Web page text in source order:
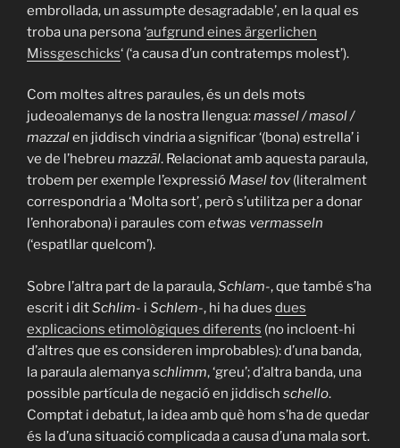
embrollada, un assumpte desagradable’, en la qual es
troba una persona ‘aufgrund eines ärgerlichen
Missgeschicks‘ (‘a causa d’un contratemps molest’).
Com moltes altres paraules, és un dels mots
judeoalemanys de la nostra llengua:massel / masol /
mazzalen jiddisch vindria a significar ‘(bona) estrella’ i
ve de l’hebreu mazzāl. Relacionat amb aquesta paraula,
trobem per exemple l’expressió Masel tov(literalment
correspondria a ‘Molta sort’, però s’utilitza per a donar
l’enhorabona) i paraules com etwas vermasseln
(‘espatllar quelcom’).
Sobre l’altra part de la paraula,Schlam-, que també s’ha
escrit i ditSchlim- i Schlem-, hi ha dues dues
explicacions etimològiques diferents (no incloent-hi
d’altres que es consideren improbables): d’una banda,
la paraula alemanyaschlimm, ‘greu’; d’altra banda, una
possible partícula de negació en jiddisch schello.
Comptat i debatut, la idea amb què hom s’ha de quedar
és la d’una situació complicada a causa d’una mala sort.